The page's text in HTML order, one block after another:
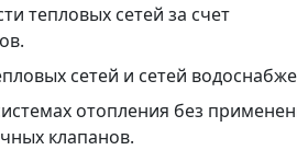
тепловых сетей за счет
сетей и сетей
отопления без
клапанов.